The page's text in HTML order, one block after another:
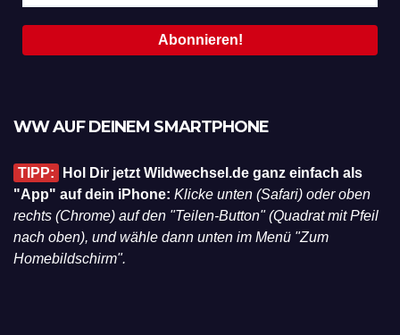
WW AUF DEINEM SMARTPHONE
TIPP:
Hol Dir jetzt Wildwechsel.de ganz einfach als
"App" auf dein iPhone: Klicke unten (Safari) oder oben
rechts (Chrome) auf den "Teilen-Button" (Quadrat mit Pfeil
nach oben), und wähle dann unten im Menü "Zum
Homebildschirm".